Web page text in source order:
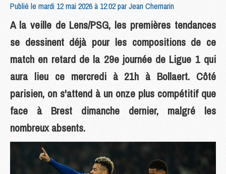
Publié le mardi 12 mai 2026 à 12:02 parJean Chemarin
A la veille de Lens/PSG, les premières tendances
se dessinent déjà pour les compositions de ce
match en retard de la 29e journée de Ligue 1 qui
aura lieu ce mercredi à 21h à Bollaert. Côté
parisien, on s'attend à un onze plus compétitif que
face à Brest dimanche dernier, malgré les
nombreux absents.